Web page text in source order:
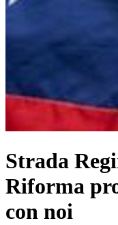
Strada
Riforma
con noi